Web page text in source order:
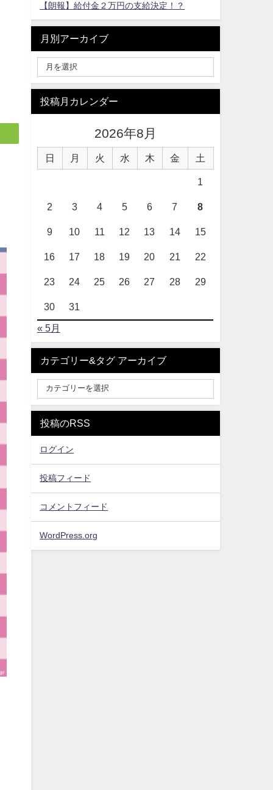
【朗報】給付金２万円の支給決定！？
月別アーカイブ
投稿月カレンダー
2026年8月
日 月 火 水 木 金 土
1
2 3 4 5 6 7 8
9 10 11 12 13 14 15
16 17 18 19 20 21 22
23 24 25 26 27 28 29
30 31
« 5月
カテゴリー&タグ アーカイブ
投稿のRSS
ログイン
投稿フィード
コメントフィード
WordPress.org